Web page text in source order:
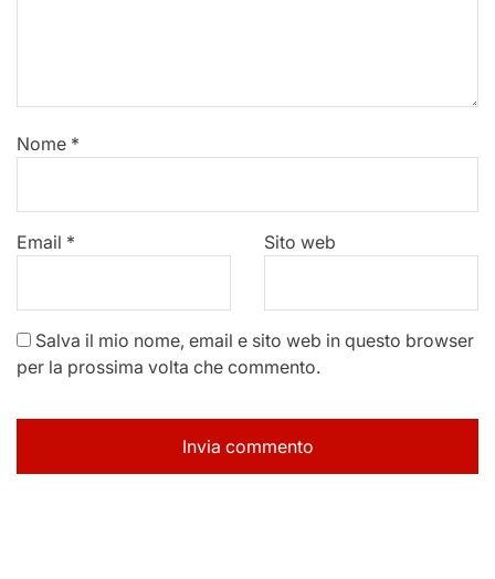
Nome *
Email * Sito web
Salva il mio nome, email e sito web in questo browser
per la prossima volta che commento.